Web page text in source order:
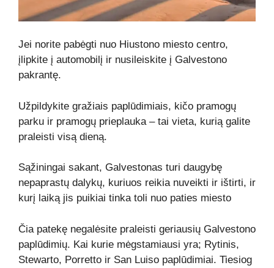
Jei norite pabėgti nuo Hiustono miesto centro,
įlipkite į automobilį ir nusileiskite į Galvestono
pakrantę.
Užpildykite gražiais paplūdimiais, kičo pramogų
parku ir pramogų prieplauka – tai vieta, kurią galite
praleisti visą dieną.
Sąžiningai sakant, Galvestonas turi daugybę
nepaprastų dalykų, kuriuos reikia nuveikti ir ištirti, ir
kurį laiką jis puikiai tinka toli nuo paties miesto
Čia patekę negalėsite praleisti geriausių Galvestono
paplūdimių. Kai kurie mėgstamiausi yra; Rytinis,
Stewarto, Porretto ir San Luiso paplūdimiai. Tiesiog